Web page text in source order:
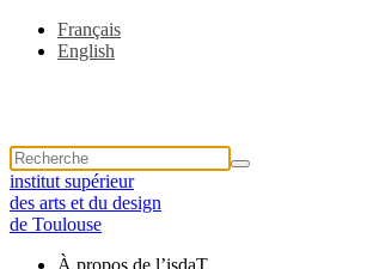
Français
English
institut supérieur
des arts et du design
de Toulouse
À propos de l’isdaT